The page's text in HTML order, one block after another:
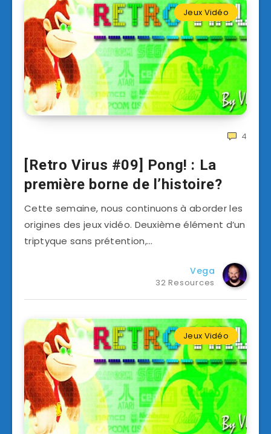
Jeux Vidéo
4
[Retro Virus #09] Pong! : La
première borne de l’histoire?
Cette semaine, nous continuons à aborder les
origines des jeux vidéo. Deuxième élément d’un
triptyque sans prétention,…
Vega
32 Resources
Jeux Vidéo